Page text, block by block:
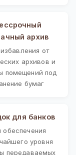
архив
от
архивов и
помещений под
бумаг
для банков
обеспечения
уровня
передаваемых